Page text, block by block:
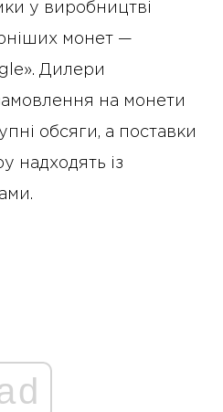
у виробництві
монет —
Дилери
на монети
обсяги, а поставки
надходять із